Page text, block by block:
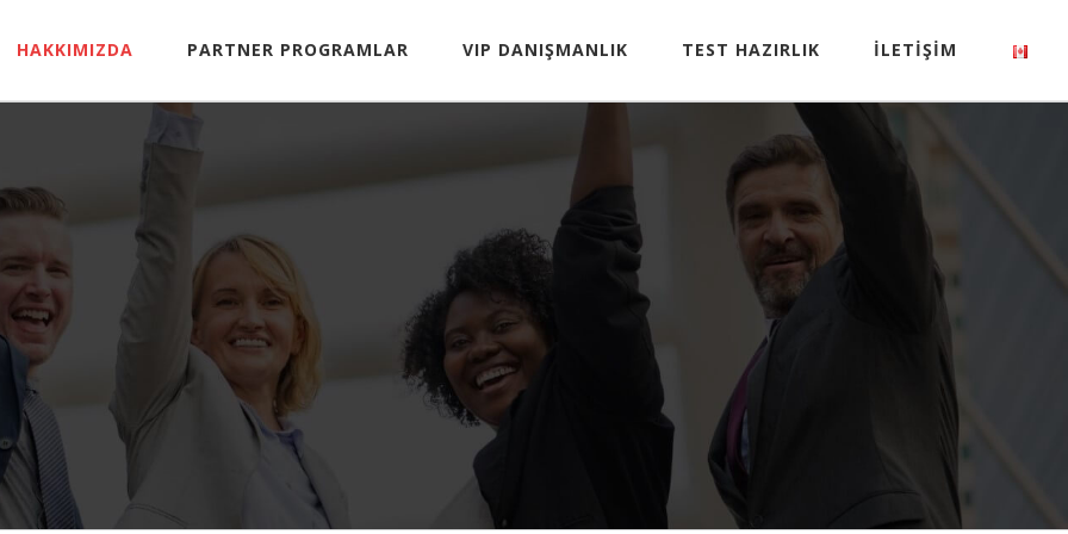
HAKKIMIZDA PARTNER PROGRAMLAR VIP DANIŞMANLIK TEST HAZIRLIK İLETİŞİM